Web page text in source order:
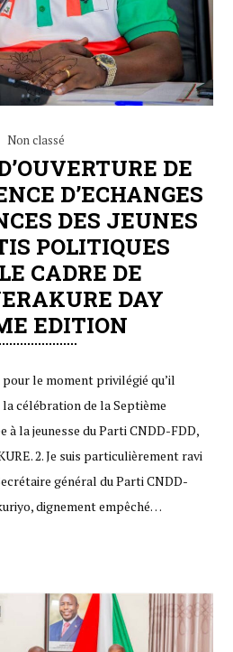
Non classé
DE
D’ECHANGES
DES JEUNES
POLITIQUES
CADRE DE
DAY
EDITION
pour le moment privilégié qu’il
célébration de la Septième
à la jeunesse du Parti CNDD-FDD,
2. Je suis particulièrement ravi
général du Parti CNDD-
dignement empêché…